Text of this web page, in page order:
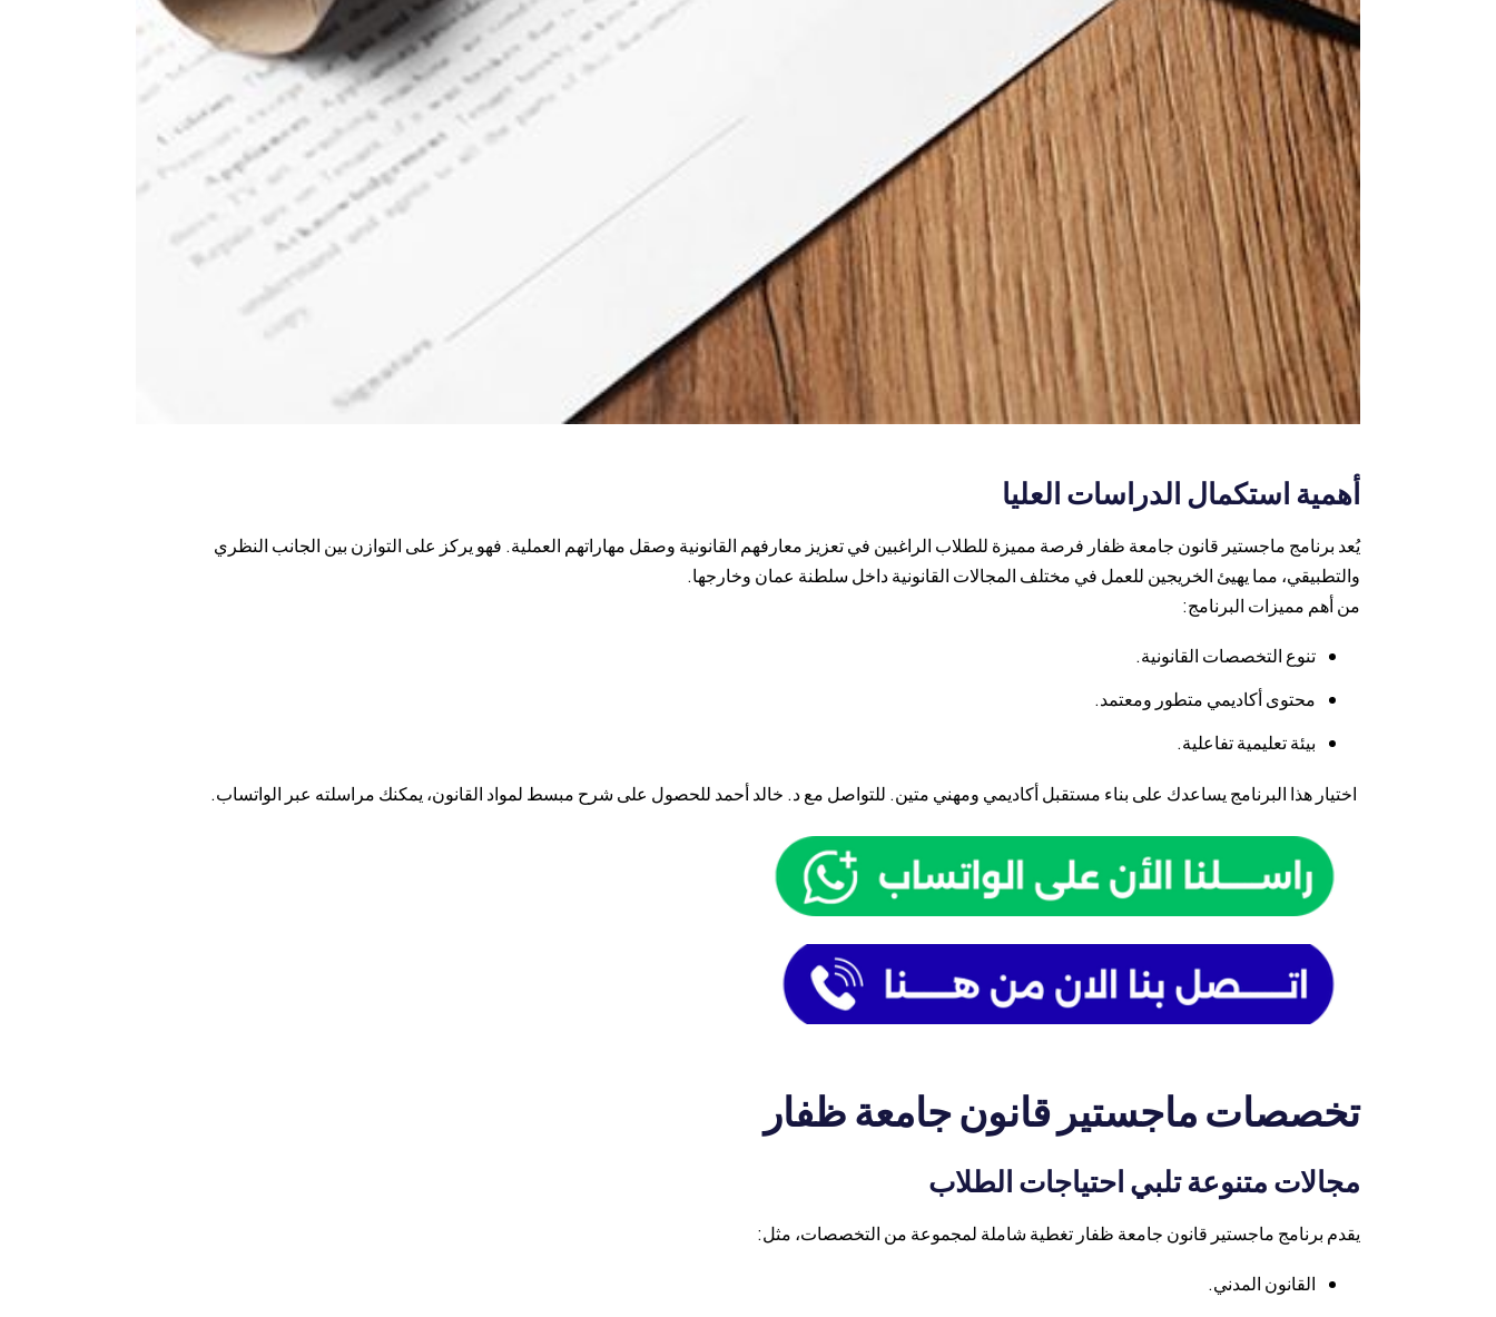
أهمية استكمال الدراسات العليا
يُعد برنامج ماجستير قانون جامعة ظفار فرصة مميزة للطلاب الراغبين في تعزيز معارفهم القانونية وصقل مهاراتهم العملية. فهو يركز على التوازن بين الجانب النظري
والتطبيقي، مما يهيئ الخريجين للعمل في مختلف المجالات القانونية داخل سلطنة عمان وخارجها.
من أهم مميزات البرنامج:
تنوع التخصصات القانونية.
محتوى أكاديمي متطور ومعتمد.
بيئة تعليمية تفاعلية.
اختيار هذا البرنامج يساعدك على بناء مستقبل أكاديمي ومهني متين. للتواصل مع د. خالد أحمد للحصول على شرح مبسط لمواد القانون، يمكنك مراسلته عبر الواتساب.
تخصصات ماجستير قانون جامعة ظفار
مجالات متنوعة تلبي احتياجات الطلاب
يقدم برنامج ماجستير قانون جامعة ظفار تغطية شاملة لمجموعة من التخصصات، مثل:
القانون المدني.